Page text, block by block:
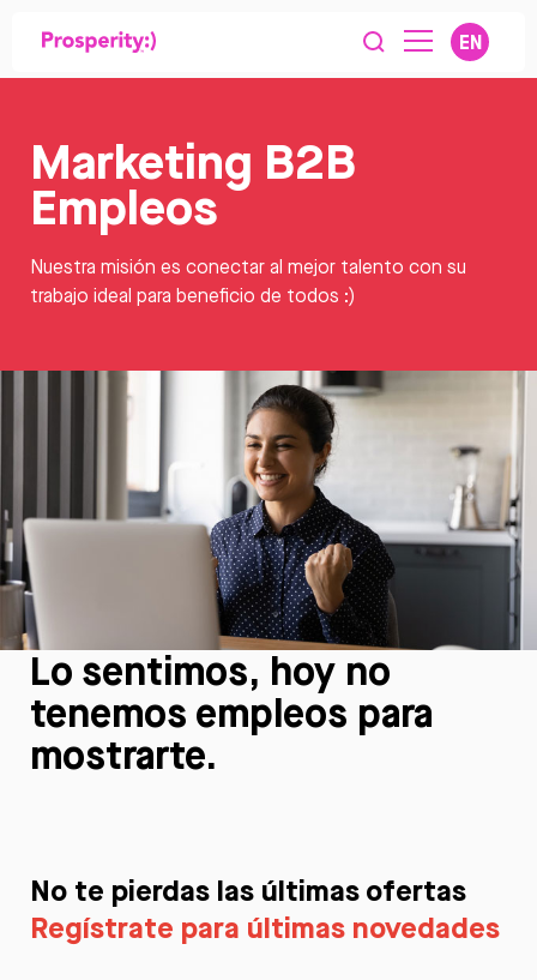
EN
Marketing B2B
Empleos
Nuestra misión es conectar al mejor talento con su
trabajo ideal para beneficio de todos :)
Lo sentimos, hoy no
tenemos empleos para
mostrarte.
No te pierdas las últimas ofertas
Regístrate para últimas novedades